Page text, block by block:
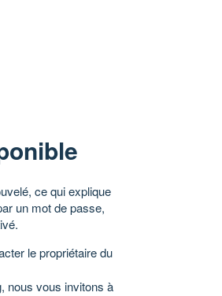
ce qui explique
un mot de passe,
le propriétaire du
nous vous invitons à